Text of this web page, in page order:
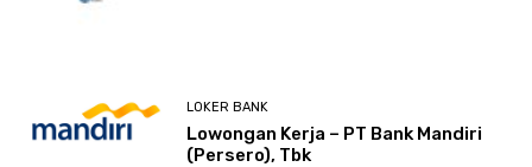
LOKER BANK
Lowongan Kerja – PT Bank Mandiri
(Persero), Tbk